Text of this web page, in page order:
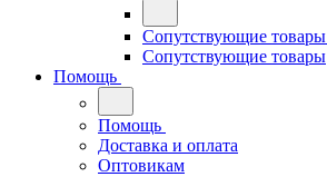
Сопутствующие товары
Сопутствующие товары
Помощь
Помощь
Доставка и оплата
Оптовикам